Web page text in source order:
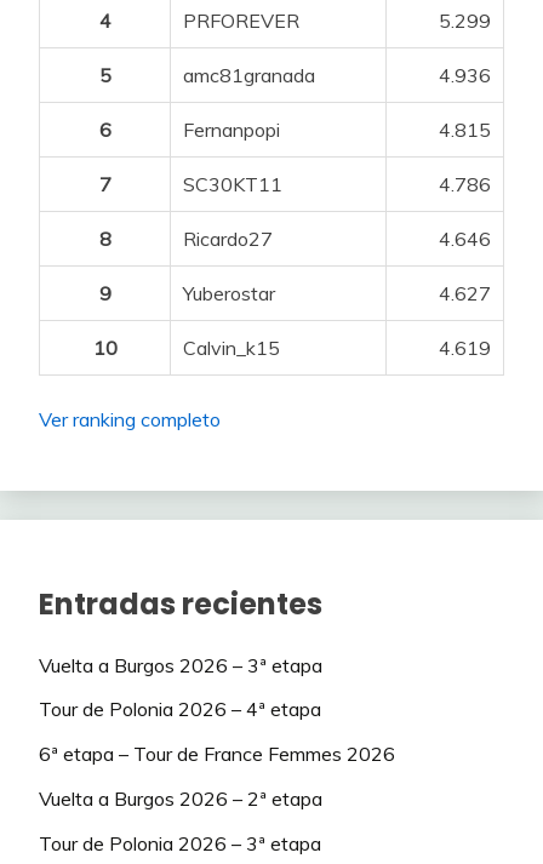
4 PRFOREVER 5.299
5 amc81granada 4.936
6 Fernanpopi 4.815
7 SC30KT11 4.786
8 Ricardo27 4.646
9 Yuberostar 4.627
10 Calvin_k15 4.619
Ver ranking completo
Entradas recientes
Vuelta a Burgos 2026 – 3ª etapa
Tour de Polonia 2026 – 4ª etapa
6ª etapa – Tour de France Femmes 2026
Vuelta a Burgos 2026 – 2ª etapa
Tour de Polonia 2026 – 3ª etapa